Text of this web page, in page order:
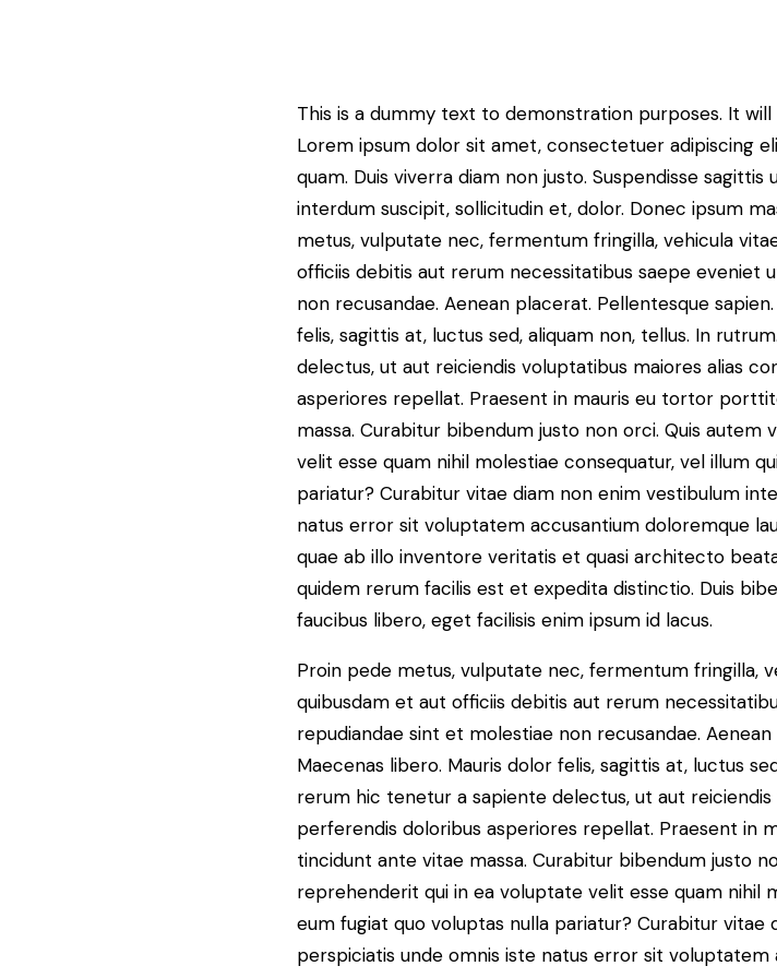
This is a dummy text to demonstration purposes. It
Lorem ipsum dolor sit amet, consectetuer adipiscing
quam. Duis viverra diam non justo. Suspendisse
interdum suscipit, sollicitudin et, dolor. Donec ipsum
metus, vulputate nec, fermentum fringilla, vehicula
officiis debitis aut rerum necessitatibus saepe
non recusandae. Aenean placerat. Pellentesque
felis, sagittis at, luctus sed, aliquam non, tellus. In
delectus, ut aut reiciendis voluptatibus maiores alias
asperiores repellat. Praesent in mauris eu tortor
massa. Curabitur bibendum justo non orci. Quis
velit esse quam nihil molestiae consequatur, vel illum
pariatur? Curabitur vitae diam non enim vestibulum
natus error sit voluptatem accusantium doloremque
quae ab illo inventore veritatis et quasi architecto
quidem rerum facilis est et expedita distinctio. Duis
faucibus libero, eget facilisis enim ipsum id lacus.
Proin pede metus, vulputate nec, fermentum fringilla,
quibusdam et aut officiis debitis aut rerum
repudiandae sint et molestiae non recusandae.
Maecenas libero. Mauris dolor felis, sagittis at, luctus
rerum hic tenetur a sapiente delectus, ut aut
perferendis doloribus asperiores repellat. Praesent in
tincidunt ante vitae massa. Curabitur bibendum justo
reprehenderit qui in ea voluptate velit esse quam nihil
eum fugiat quo voluptas nulla pariatur? Curabitur
perspiciatis unde omnis iste natus error sit